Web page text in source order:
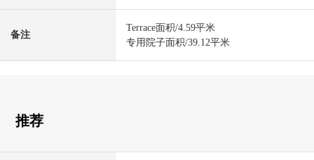
备注
Terrace面积/4.59平米
专用院子面积/39.12平米
推荐